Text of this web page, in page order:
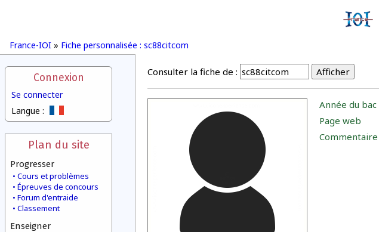
France-IOI » Fiche personnalisée : sc88citcom
Connexion
Se connecter
Langue :
Plan du site
Progresser
Cours et problèmes
Épreuves de concours
Forum d'entraide
Classement
Enseigner
Consulter la fiche de :
Année du bac
Page web
Commentaire